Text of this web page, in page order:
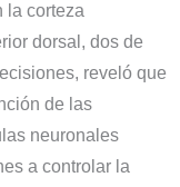
la corteza
dorsal, dos de
reveló que
de las
neuronales
a controlar la